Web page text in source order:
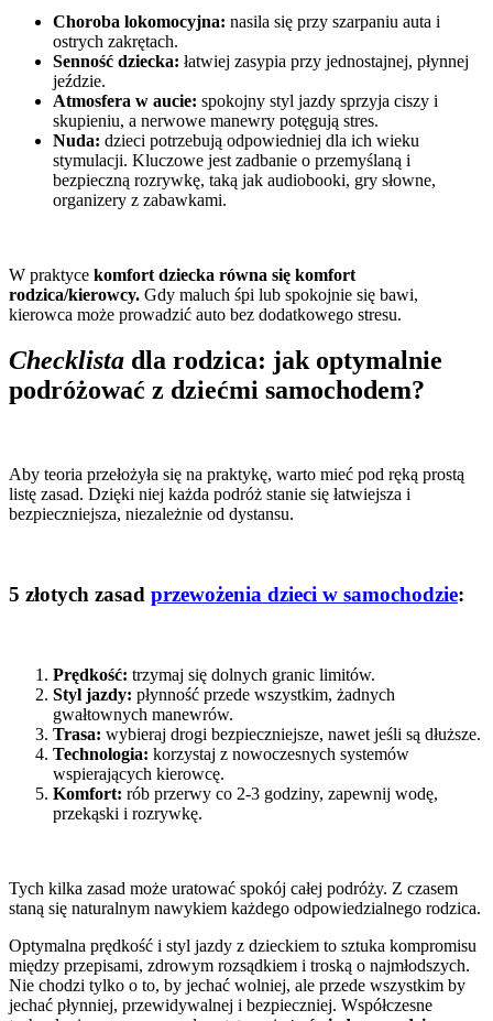
Choroba lokomocyjna: nasila się przy szarpaniu auta i
ostrych zakrętach.
Senność dziecka: łatwiej zasypia przy jednostajnej, płynnej
jeździe.
Atmosfera w aucie: spokojny styl jazdy sprzyja ciszy i
skupieniu, a nerwowe manewry potęgują stres.
Nuda: dzieci potrzebują odpowiedniej dla ich wieku
stymulacji. Kluczowe jest zadbanie o przemyślaną i
bezpieczną rozrywkę, taką jak audiobooki, gry słowne,
organizery z zabawkami.
W praktyce komfort dziecka równa się komfort
rodzica/kierowcy. Gdy maluch śpi lub spokojnie się bawi,
kierowca może prowadzić auto bez dodatkowego stresu.
Checklista dla rodzica: jak optymalnie
podróżować z dziećmi samochodem?
Aby teoria przełożyła się na praktykę, warto mieć pod ręką prostą
listę zasad. Dzięki niej każda podróż stanie się łatwiejsza i
bezpieczniejsza, niezależnie od dystansu.
5 złotych zasad przewożenia dzieci w samochodzie:
Prędkość: trzymaj się dolnych granic limitów.
Styl jazdy: płynność przede wszystkim, żadnych
gwałtownych manewrów.
Trasa: wybieraj drogi bezpieczniejsze, nawet jeśli są dłuższe.
Technologia: korzystaj z nowoczesnych systemów
wspierających kierowcę.
Komfort: rób przerwy co 2-3 godziny, zapewnij wodę,
przekąski i rozrywkę.
Tych kilka zasad może uratować spokój całej podróży. Z czasem
staną się naturalnym nawykiem każdego odpowiedzialnego rodzica.
Optymalna prędkość i styl jazdy z dzieckiem to sztuka kompromisu
między przepisami, zdrowym rozsądkiem i troską o najmłodszych.
Nie chodzi tylko o to, by jechać wolniej, ale przede wszystkim by
jechać płynniej, przewidywalnej i bezpieczniej. Współczesne